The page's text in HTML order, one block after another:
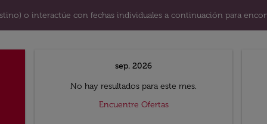
o interactúe con fechas individuales a continuación para
sep. 2026
No hay resultados para este mes.
Encuentre Ofertas